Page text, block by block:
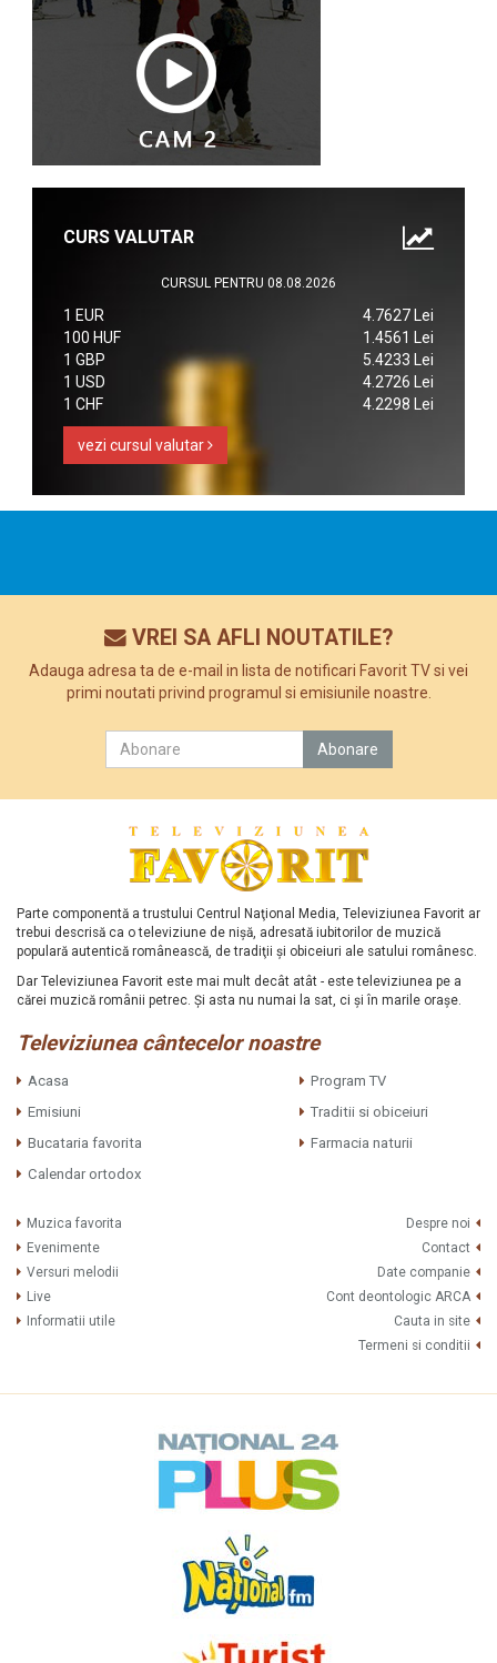
CURS VALUTAR
CURSUL PENTRU 08.08.2026
1 EUR
4.7627 Lei
100 HUF
1.4561 Lei
1 GBP
5.4233 Lei
1 USD
4.2726 Lei
1 CHF
4.2298 Lei
vezi cursul valutar
VREI SA AFLI NOUTATILE?
Adauga adresa ta de e-mail in lista de notificari Favorit TV si vei
primi noutati privind programul si emisiunile noastre.
Parte componentă a trustului Centrul Naţional Media, Televiziunea Favorit ar
trebui descrisă ca o televiziune de nişă, adresată iubitorilor de muzică
populară autentică românească, de tradiţii şi obiceiuri ale satului românesc.
Dar Televiziunea Favorit este mai mult decât atât - este televiziunea pe a
cărei muzică românii petrec. Şi asta nu numai la sat, ci şi în marile oraşe.
Televiziunea cântecelor noastre
Acasa
Program TV
Emisiuni
Traditii si obiceiuri
Bucataria favorita
Farmacia naturii
Calendar ortodox
Muzica favorita
Evenimente
Versuri melodii
Live
Informatii utile
Despre noi
Contact
Date companie
Cont deontologic ARCA
Cauta in site
Termeni si conditii